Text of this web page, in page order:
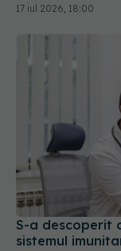
17 iul 2026, 18:00
S-a descoperit
sistemul